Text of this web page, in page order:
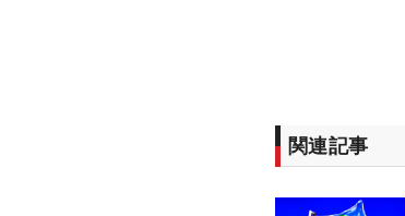
関連記事